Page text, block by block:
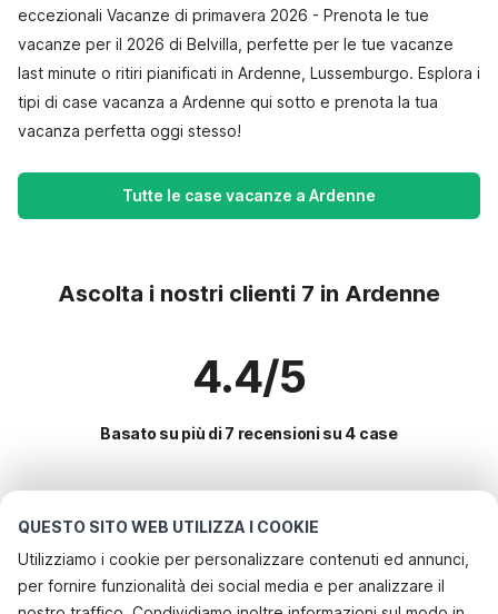
QUESTO SITO WEB UTILIZZA I COOKIE
Utilizziamo i cookie per personalizzare contenuti ed annunci,
per fornire funzionalità dei social media e per analizzare il
eccezionali Vacanze di primavera 2026 - Prenota le tue
vacanze per il 2026 di Belvilla, perfette per le tue vacanze
last minute o ritiri pianificati in Ardenne, Lussemburgo. Esplora i
tipi di case vacanza a Ardenne qui sotto e prenota la tua
vacanza perfetta oggi stesso!
Tutte le case vacanze a Ardenne
Ascolta i nostri clienti 7 in Ardenne
4.4/5
Basato su più di 7 recensioni su 4 case
Le destinazioni più popolari per le
vacanze
Servizi più popolari per le vacanze in Ardenne